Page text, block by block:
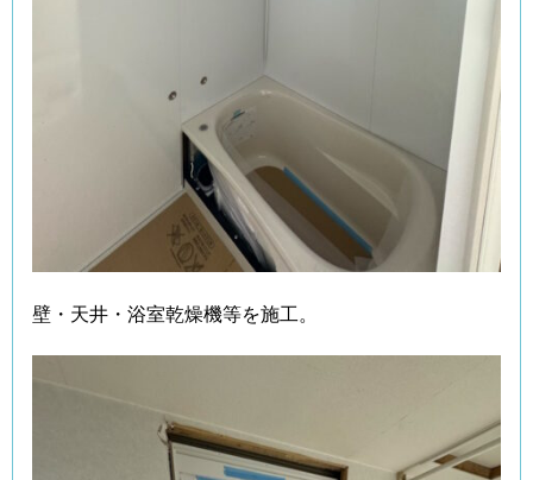
壁・天井・浴室乾燥機等を施工。